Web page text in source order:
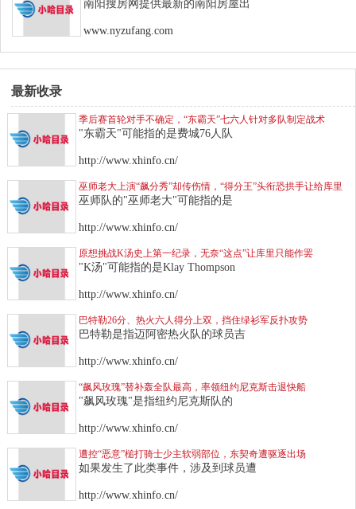
南阳搜房网提供最新的南阳房屋出
www.nyzufang.com
最新收录
季后赛首轮对手不确定，“东霸天”七六人针对多队制定战术
"东霸天"可能指的是费城76人队
http://www.xhinfo.cn/
巫师老大上演“飙分秀”却传伤情，“得分王”头衔恐拱手让给库里
巫师队的"巫师老大"可能指的是
http://www.xhinfo.cn/
原想挑战K汤史上第一纪录，无奈“这点”让库里只能作罢
"K汤"可能指的是Klay Thompson
http://www.xhinfo.cn/
巴特勒26分、热火六人得分上双，挡住绿衫军反扑攻势
巴特勒是指迈阿密热火队的球员吉
http://www.xhinfo.cn/
“飙风玫瑰”替补轰全队最高，率领纽约尼克斯击退快船
"飙风玫瑰"是指纽约尼克斯队的
http://www.xhinfo.cn/
遭控“恶意”槌打骑士少主软弱部位，东契奇遭驱逐出场
如果发生了此类事件，涉及到球员遭
http://www.xhinfo.cn/